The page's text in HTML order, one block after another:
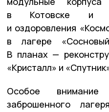
в Котовске и
и оздоровления
в лагере
В планах —
«Кристалл» и
Особое внимание
заброшенного